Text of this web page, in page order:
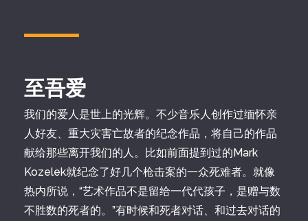
至吾爱
我们的爱人是世上的光辉。不少音乐人创作过缅怀亲
人好友、重大灾害亡故者的纪念作品，将自己的作品
献给那些离开我们的人。比如前面提到过的Mark
Kozelek就纪念了好几个枪击案的一众死难者。就像
热内所说，“艺术作品不是留给一代代孩子，是赠与数
不胜数的死者的。”有时候和死者对话、和过去对话的